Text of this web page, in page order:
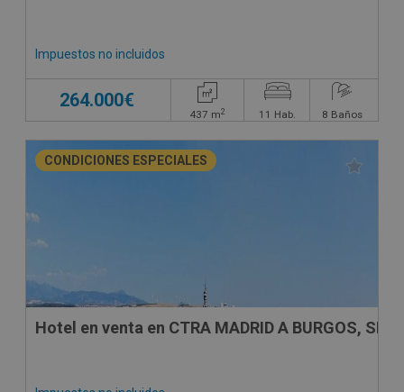
Impuestos no incluidos
264.000€
437 m2 11 Hab. 8 Baños
CONDICIONES ESPECIALES
Hotel en venta en CTRA MADRID A BURGOS, SN